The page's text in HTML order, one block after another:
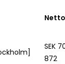
SEK
872